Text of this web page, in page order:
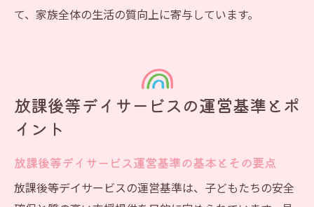
放課後等デイサービス実務の課題と解決策
放課後等デイサービスの利用条件と判断基
準
社会福祉士が解説する対象者選定のポイン
健常児と放課後等デイサービス利用の可否
放課後等デイサービスのサービス提供範囲
て、家族全体の生活の質向上に寄与しています。
放課後等デイサービスの運営基準とポ
イント
放課後等デイサービス運営基準の基本とその要点
放課後等デイサービスの運営基準は、子どもたちの安全